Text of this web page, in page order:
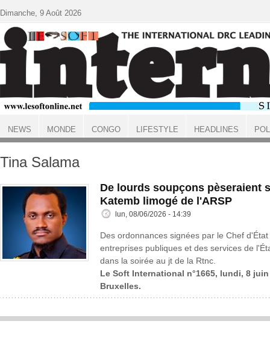
ACCUEIL
Tina Salama
De lourds soupçons pèseraient
Katemb limogé de l'ARSP
lun, 08/06/2026 - 14:39
Des ordonnances signées par le Chef
entreprises publiques et des services de
dans la soirée au jt de la Rtnc.
Le Soft International n°1665, lundi, 8
Bruxelles.
Dimanche, 9 Août 2026
NEWS MONDE CONGO LIFESTYLE HEADLINES